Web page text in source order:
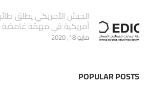
الجيش الأمريكي يطلق
أمريكية في مهمّة غامضة
مايو 18, 2020
POPULAR POSTS